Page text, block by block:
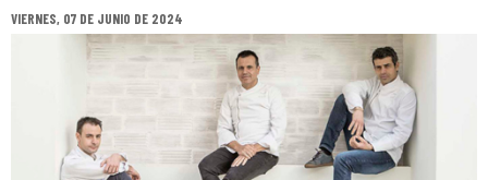
VIERNES, 07 DE JUNIO DE 2024